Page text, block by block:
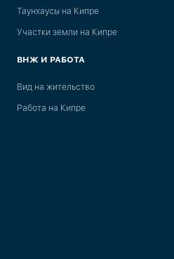
Таунхаусы на Кипре
Участки земли на Кипре
ВНЖ И РАБОТА
Вид на жительство
Работа на Кипре